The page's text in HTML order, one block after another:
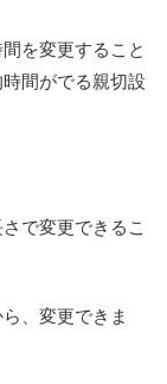
を変更すること
間がでる親切設
で変更できるこ
、変更できま